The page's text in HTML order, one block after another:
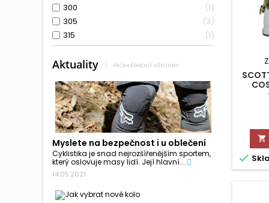
300
1
305
3
315
1
Aktuality PROHLÉDNOUT VŠECHNY
Myslete na bezpečnost i u oblečení
Cyklistika je snad nejrozšířenějším sportem,
který oslovuje masy lidí. Její hlavní...
14.05.2021

